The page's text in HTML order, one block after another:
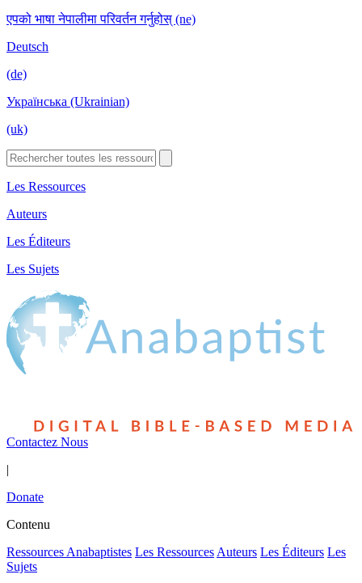
एपको भाषा नेपालीमा परिवर्तन गर्नुहोस् (ne)
Deutsch
(de)
Українська (Ukrainian)
(uk)
Les Ressources
Auteurs
Les Éditeurs
Les Sujets
Contactez Nous
|
Donate
Contenu
Ressources Anabaptistes Les Ressources Auteurs Les Éditeurs Les
Sujets